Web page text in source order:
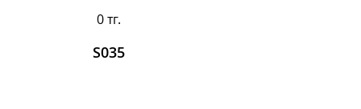
0 тг.
S035